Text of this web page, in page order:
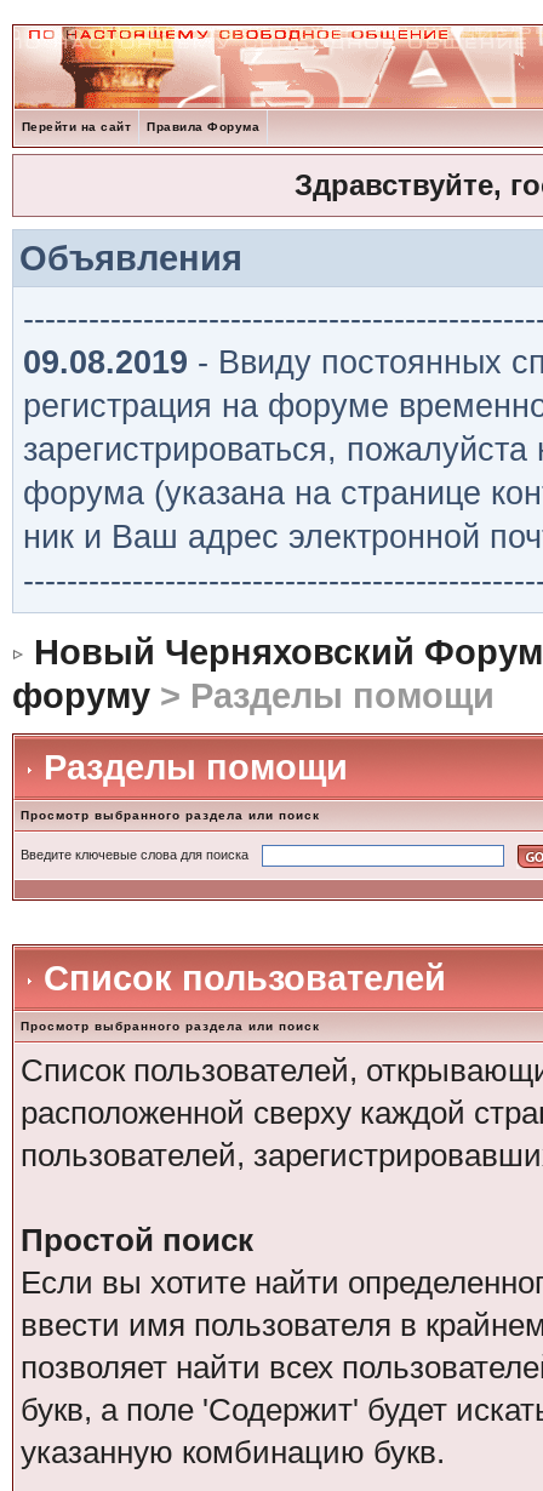
Перейти на сайт Правила Форума
Здравствуйте,
Объявления
09.08.2019 - Ввиду постоянных
регистрация на форуме
зарегистрироваться,
форума (указана на странице
ник и Ваш адрес электронной
Новый Черняховский Форум
форуму> Разделы помощи
Разделы помощи
Просмотр выбранного раздела или поиск
Введите ключевые слова для поиска
Список пользователей
Просмотр выбранного раздела или поиск
Список пользователей,
расположенной сверху каждой
пользователей,
Простой поиск
Если вы хотите найти
ввести имя пользователя в
позволяет найти всех
букв, а поле 'Содержит' будет
указанную комбинацию букв.